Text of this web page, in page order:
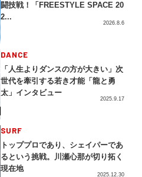
闘技戦！「FREESTYLE SPACE 20
2...
2026.8.6
DANCE
「人生よりダンスの方が大きい」次
世代を牽引する若き才能「龍と勇
太」インタビュー
2025.9.17
SURF
トッププロであり、シェイパーであ
るという挑戦。川瀬心那が切り拓く
現在地
2025.12.30